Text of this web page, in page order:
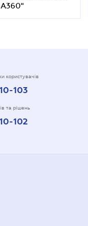
користувачів
103
та рішень
102